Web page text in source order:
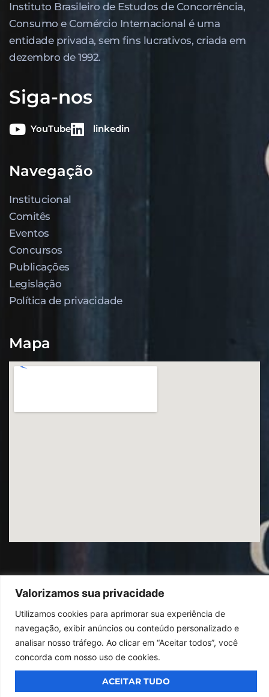
Valorizamos sua privacidade
Utilizamos cookies para aprimorar sua experiência de
navegação, exibir anúncios ou conteúdo personalizado e
analisar nosso tráfego. Ao clicar em “Aceitar todos”, você
concorda com nosso uso de cookies.
ACEITAR TUDO
Instituto Brasileiro de Estudos de Concor­rência,
Consumo e Comércio Internacional é uma
entidade privada, sem fins lucrativos, criada em
dezembro de 1992.
Siga-nos
YouTube linkedin
Navegação
Institucional
Comitês
Eventos
Concursos
Publicações
Legislação
Política de privacidade
Mapa
© 2026 Ibrac. Todos os direitos reservados,
Design By Jumps